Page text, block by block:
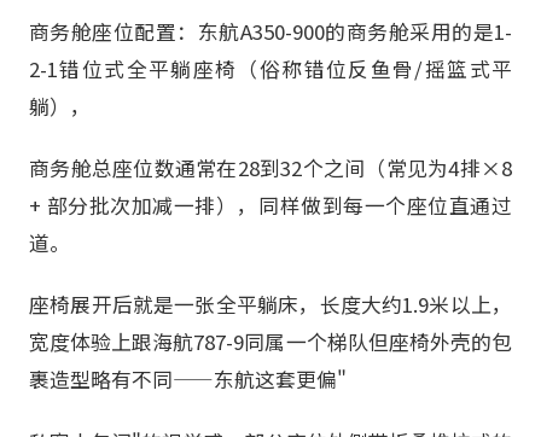
商务舱座位配置：东航A350-900的商务舱采用的是1-
2-1错位式全平躺座椅（俗称错位反鱼骨/摇篮式平
躺），
商务舱总座位数通常在28到32个之间（常见为4排×8
+ 部分批次加减一排），同样做到每一个座位直通过
道。
座椅展开后就是一张全平躺床，长度大约1.9米以上，
宽度体验上跟海航787-9同属一个梯队但座椅外壳的包
裹造型略有不同——东航这套更偏"